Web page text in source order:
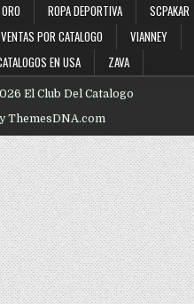
ROPA DEPORTIVA SCPAKAR
VENTAS POR CATALOGO VIANNEY
EN USA
ZAVA
El Club Del Catalogo
ThemesDNA.com